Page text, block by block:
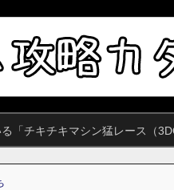
る「チキチキマシン猛レース（